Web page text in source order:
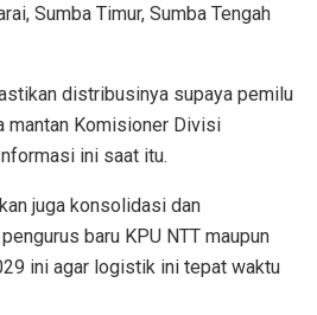
Sumba Timur, Sumba Tengah
distribusinya supaya pemilu
mantan Komisioner Divisi
ini saat itu.
juga konsolidasi dan
baru KPU NTT maupun
ini agar logistik ini tepat waktu